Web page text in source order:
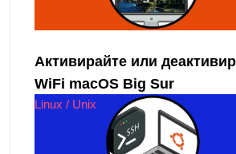
Активирайте или
WiFi macOS Big Sur
Linux / Unix